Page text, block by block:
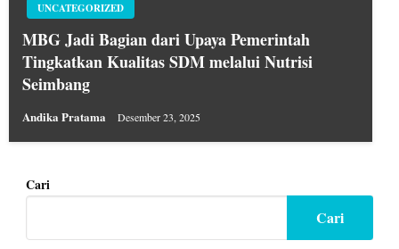
UNCATEGORIZED
MBG Jadi Bagian dari Upaya Pemerintah
Tingkatkan Kualitas SDM melalui Nutrisi
Seimbang
Andika Pratama Desember 23, 2025
Cari
Cari